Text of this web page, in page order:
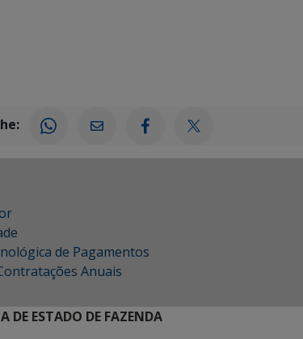
de Pagamentos
Anuais
DE ESTADO DE FAZENDA